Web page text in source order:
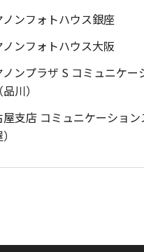
ノンフォトハウス銀座
ノンフォトハウス大阪
ノンプラザ S コミュニケー
川）
屋支店 コミュニケーション